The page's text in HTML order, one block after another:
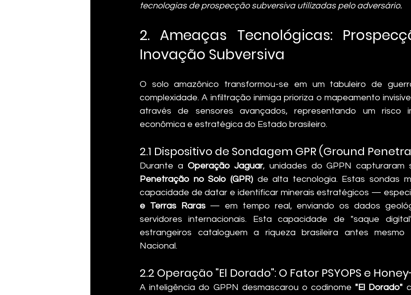
tecnologias de prospecção subversiva utilizadas pelo adversário.
2. Ameaças Tecnológicas:
Inovação Subversiva
O solo amazônico transformou-se em um tabuleiro de
complexidade. A infiltração inimiga prioriza o mapeamento
através de sensores avançados, representando um risco
econômica e estratégica do Estado brasileiro.
2.1 Dispositivo de Sondagem GPR (Ground
Durante a Operação Jaguar, unidades do GPPN capturaram
Penetração no Solo (GPR) de alta tecnologia. Estas sondas
capacidade de datar e identificar minerais estratégicos —
e Terras Raras — em tempo real, enviando os dados
servidores internacionais. Esta capacidade de "saque
estrangeiros cataloguem a riqueza brasileira antes mesmo
Nacional.
2.2 Operação "El Dorado": O Fator PSYOPS e
A inteligência do GPPN desmascarou o codinome "El Dorado"